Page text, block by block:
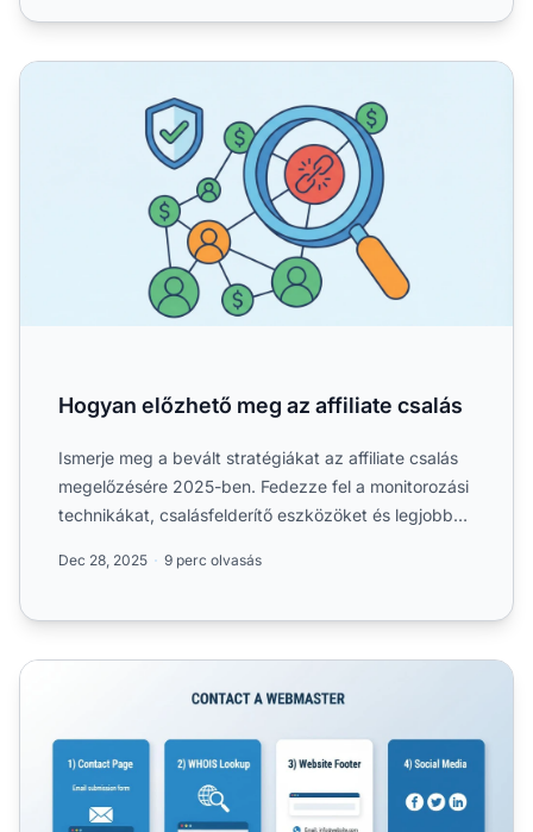
Hogyan előzhető meg az affiliate csalás
Hogyan előzhető meg az affiliate csalás
Ismerje meg a bevált stratégiákat az affiliate csalás
megelőzésére 2025-ben. Fedezze fel a monitorozási
technikákat, csalásfelderítő eszközöket és legjobb
Dec 28, 2025 9 perc olvasás
Hogyan léphet kapcsolatba egy webmesterrel